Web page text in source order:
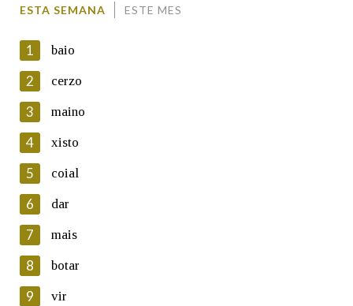
En cumprimento da normativa vixente en materia de
Protección de Datos de Carácter Persoal, a Real Academia
Galega informa a aqueles usuarios que faciliten o seu correo
electrónico, así como calquera outra información de carácter
persoal, que estes datos serán obxecto de tratamento
automatizado de carácter confidencial e incorporados aos seus
ficheiros informáticos. Así mesmo, os usuarios poderán exercer o
seu dereito de acceso, rectificación, oposición e cancelación dos
seus datos poñéndose en contacto connosco.
Lin e acepto as condicións da política de
ESTA SEMANA ESTE MES
1 baio
2 cerzo
3 maino
4 xisto
5 coial
6 dar
7 mais
8 botar
9 vir